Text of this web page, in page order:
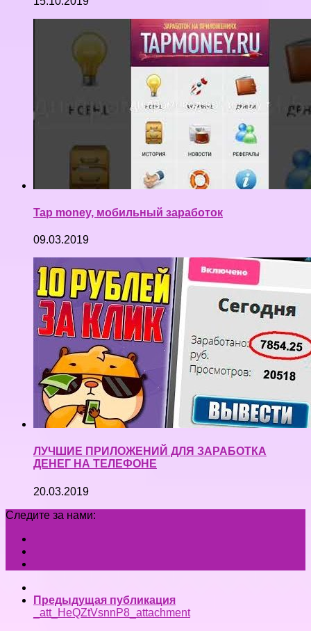
Tap money, мобильный заработок
09.03.2019
ЛУЧШИЕ ПРИЛОЖЕНИЙ ДЛЯ ЗАРАБОТКА
ДЕНЕГ НА ТЕЛЕФОНЕ
20.03.2019
Следите за нами:
Предыдущая публикация
_att_HeQZtVsnnP8_attachment